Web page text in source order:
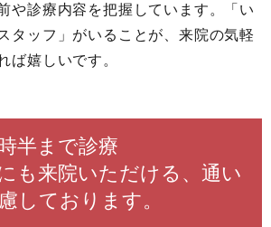
や診療内容を把握しています。「い
タッフ」がいることが、来院の気軽
ば嬉しいです。
半まで診療
も来院いただける、通い
しております。